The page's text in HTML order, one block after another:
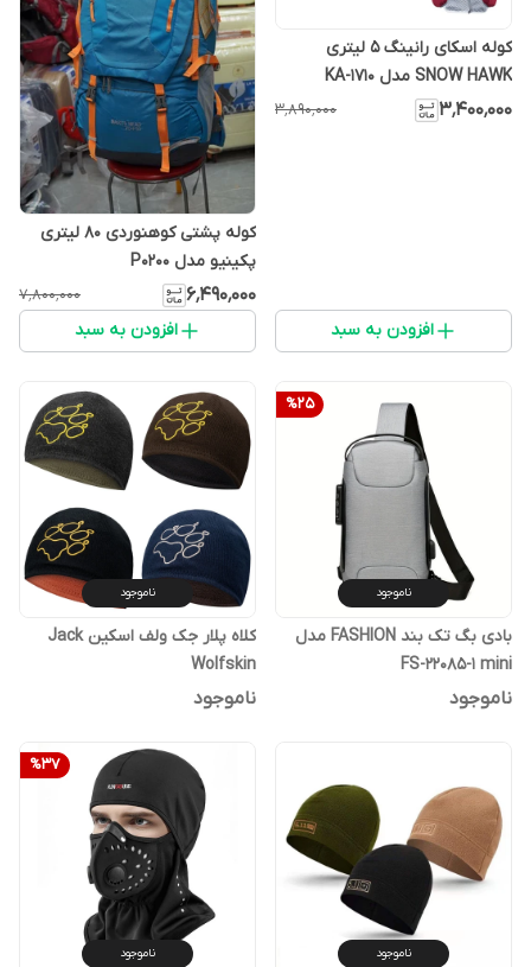
کوله اسکای رانینگ 5 لیتری
SNOW HAWK مدل KA-1710
۳٬۴۰۰٬۰۰۰ ۳٬۸۹۰٬۰۰۰
افزودن به سبد
کوله پشتی کوهنوردی 80 لیتری
پکینیو مدل P0200
۶٬۴۹۰٬۰۰۰ ۷٬۸۰۰٬۰۰۰
افزودن به سبد
%25
ناموجود
بادی بگ تک بند FASHION مدل
FS-22085-1 mini
ناموجود
ناموجود
کلاه پلار جک ولف اسکین Jack
Wolfskin
ناموجود
ناموجود
%37
ناموجود